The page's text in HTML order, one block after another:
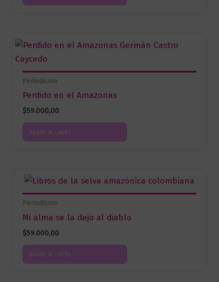
Periodismo
Perdido en el Amazonas
$59.000,00
Añadir al carrito
Periodismo
Mi alma se la dejo al diablo
$59.000,00
Añadir al carrito